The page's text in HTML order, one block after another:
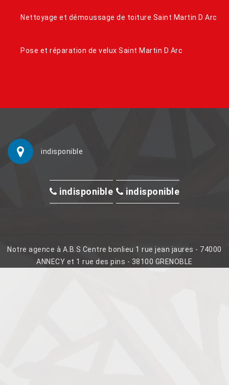
Nettoyage et démoussage de toiture Saint Martin D Arc
Pose et réparation de velux Saint Martin D Arc
indisponible
indisponible indisponible
Notre agence à A.B.S Centre bonlieu 1 rue jean jaures - 74000
ANNECY et 1 rue des pins - 38100 GRENOBLE